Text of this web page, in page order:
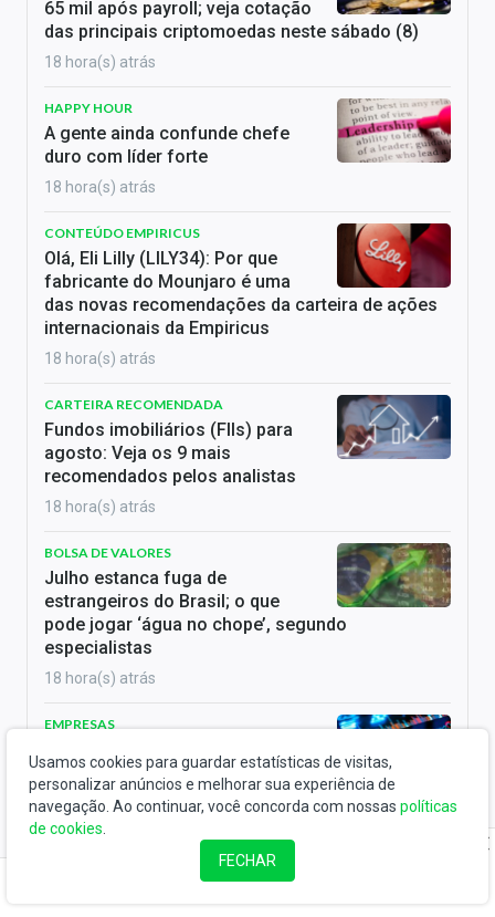
65 mil após payroll; veja cotação
das principais criptomoedas neste sábado (8)
18 hora(s) atrás
HAPPY HOUR
A gente ainda confunde chefe
duro com líder forte
18 hora(s) atrás
CONTEÚDO EMPIRICUS
Olá, Eli Lilly (LILY34): Por que
fabricante do Mounjaro é uma
das novas recomendações da carteira de ações
internacionais da Empiricus
18 hora(s) atrás
CARTEIRA RECOMENDADA
Fundos imobiliários (FIIs) para
agosto: Veja os 9 mais
recomendados pelos analistas
18 hora(s) atrás
BOLSA DE VALORES
Julho estanca fuga de
estrangeiros do Brasil; o que
pode jogar ‘água no chope’, segundo
especialistas
18 hora(s) atrás
EMPRESAS
desfaz venda de controle e
Valorant fica com 34,5% da companhia
19 hora(s) atrás
Usamos cookies para guardar estatísticas de visitas,
personalizar anúncios e melhorar sua experiência de
navegação. Ao continuar, você concorda com nossas políticas
de cookies
FECHAR